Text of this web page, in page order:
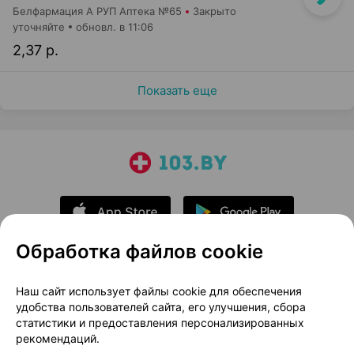
Белфармация А РУП Аптека №65 Закрыто
2,37 р.
уточняйте обновл. в 11:06
Показать еще
О проекте
Новости проекта
Размещение рекламы
Медицинский маркетинг
Публичный договор
Доставка
Обработка файлов cookie
Наш сайт использует файлы cookie для обеспечения
удобства пользователей сайта, его улучшения, сбора
статистики и предоставления персонализированных
рекомендаций.